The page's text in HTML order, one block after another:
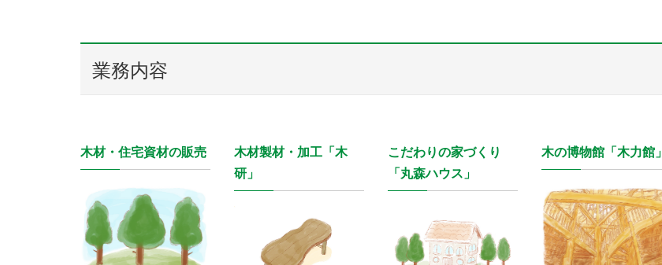
業務内容
木材・住宅資材の販売
木材製材・加工「木
研」
こだわりの家づくり
「丸森ハウス」
木の博物館「木力館」